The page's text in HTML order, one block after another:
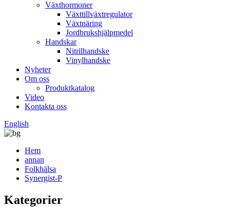
Växthormoner
Växttillväxtregulator
Växtnäring
Jordbrukshjälpmedel
Handskar
Nitrilhandske
Vinylhandske
Nyheter
Om oss
Produktkatalog
Video
Kontakta oss
English
Hem
annan
Folkhälsa
Synergist-P
Kategorier